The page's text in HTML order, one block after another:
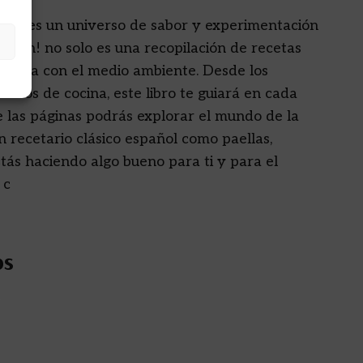
es un universo de sabor y experimentación
no solo es una recopilación de recetas
con el medio ambiente. Desde los
de cocina, este libro te guiará en cada
páginas podrás explorar el mundo de la
clásico español como paellas,
haciendo algo bueno para ti y para el